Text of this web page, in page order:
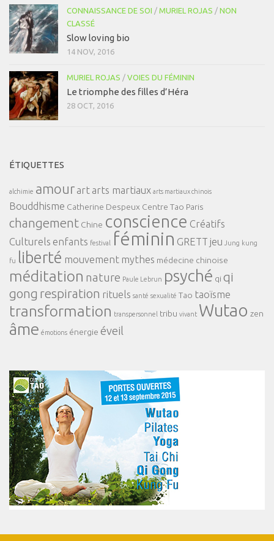
CONNAISSANCE DE SOI / MURIEL ROJAS / NON
CLASSÉ
Slow loving bio
14 NOV, 2016
MURIEL ROJAS / VOIES DU FÉMININ
Le triomphe des filles d’Héra
28 OCT, 2016
ÉTIQUETTES
alchimie amour art arts martiaux arts martiaux chinois
Bouddhisme Catherine Despeux Centre Tao Paris
changement Chine conscience Créatifs
Culturels enfants festival féminin GRETT jeu Jung kung
fu liberté mouvement mythes médecine chinoise
méditation nature Paule Lebrun psyché qi qi
gong respiration rituels santé sexualité Tao taoïsme
transformation transpersonnel tribu vivant Wutao zen
âme émotions énergie éveil